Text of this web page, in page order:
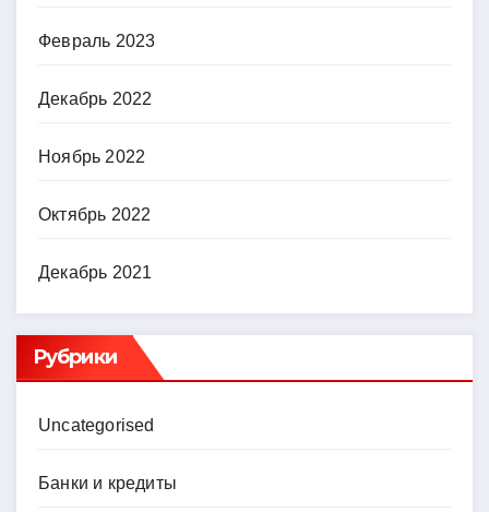
Февраль 2023
Декабрь 2022
Ноябрь 2022
Октябрь 2022
Декабрь 2021
Рубрики
Uncategorised
Банки и кредиты